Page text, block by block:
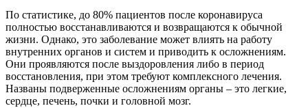
По статистике, до 80% пациентов после коронавируса
полностью восстанавливаются и возвращаются к обычной
жизни. Однако, это заболевание может влиять на работу
внутренних органов и систем и приводить к осложнениям.
Они проявляются после выздоровления либо в период
восстановления, при этом требуют комплексного лечения.
Названы подверженные осложнениям органы – это легкие,
сердце, печень, почки и головной мозг.